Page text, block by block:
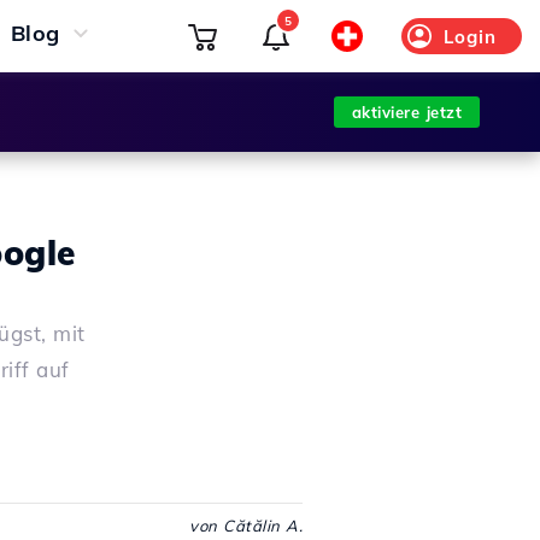
Blog Login
5
aktiviere jetzt
mit
auf
von Cătălin A.